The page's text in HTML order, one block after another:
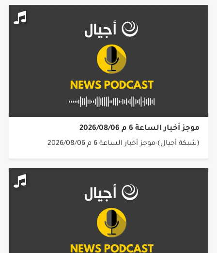
موجز أخبار الساعة 6 م 2026/08/06
(شبكة أجيال)-موجز أخبار الساعة 6 م 2026/08/06